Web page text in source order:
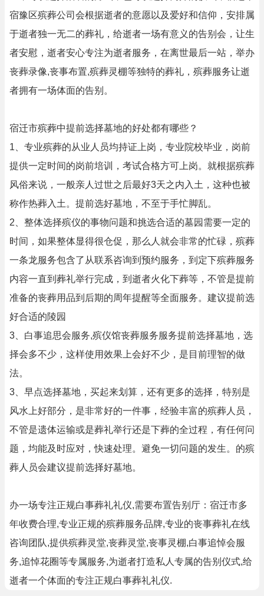
宿豫区殡葬公司会根据逝者的意愿以及爱好和信仰，安排属
于逝者独一无二的葬礼，给逝者一场有意义的告别会，让生
者安慰，逝者安心专注为逝者服务，在离世最后一站，举办
丧葬录像,丧事布置,殡葬灵棚等独特的葬礼，殡葬服务让逝
者拥有一场体面的告别。
宿迁市殡葬中提前选择墓地的好处都有哪些？
1、专业殡葬的从业人员均持证上岗，专业院校毕业，岗前
提供一定时间的岗前培训，考试合格方可上岗。就根据殡葬
风俗来说，一般亲人过世之后最好3天之内入土，这种也被
称作热葬入土。提前选好墓地，不至于手忙脚乱。
2、整体选择殡仪的事物问题和挑选合适的墓园需要一定的
时间，如果整体显得很仓促，那么人就会非常的忙碌，殡葬
一条龙服务包含了从联系咨询到预约服务，到定下殡葬服务
内容一直到葬礼举行完成，到逝者火化下葬等，不管是提前
准备的丧葬用品到后期的周年提醒等全面服务。建议提前选
好合适的陵园
3、白事追思会服务,殡仪馆丧葬服务服务提前选择墓地，选
择会多不少，这样使用效果上会好不少，是目前理智的做
法。
3、早点选择墓地，买起来划算，还有更多的选择，特别是
风水上好部分，是非常好的一件事，经验丰富的殡葬人员，
不管是遗体运输或是葬礼举行还是下葬的全过程，有任何问
题，均能及时应对，快速处理。避免一切问题的发生。的殡
葬人员会建议提前选择好墓地。
办一场专注正规白事葬礼礼仪,需要布置告别厅：宿迁市多
年收费合理,专业正规的殡葬服务品牌,专业的丧事葬礼在线
咨询团队,提供殡葬灵堂,丧葬灵堂,丧事灵棚,白事追悼会服
务,追悼花圈等专属服务,为逝者打造私人专属的告别仪式,给
逝者一个体面的专注正规白事葬礼礼仪.